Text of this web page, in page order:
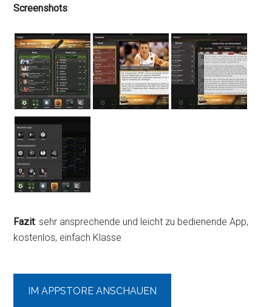
Screenshots:
Fazit: sehr ansprechende und leicht zu bedienende App,
kostenlos, einfach Klasse
IM APPSTORE ANSCHAUEN